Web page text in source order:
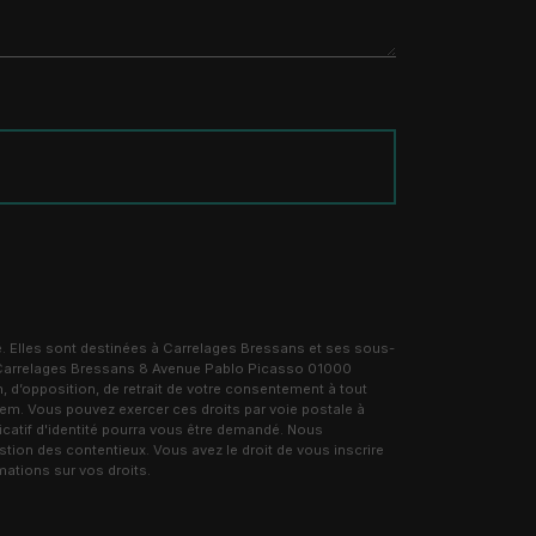
sont destinées à Carrelages Bressans et ses sous-
Bressans 8 Avenue Pablo Picasso 01000
d’opposition, de retrait de votre consentement à tout
Vous pouvez exercer ces droits par voie postale à
d'identité pourra vous être demandé. Nous
des contentieux. Vous avez le droit de vous inscrire
sur vos droits.